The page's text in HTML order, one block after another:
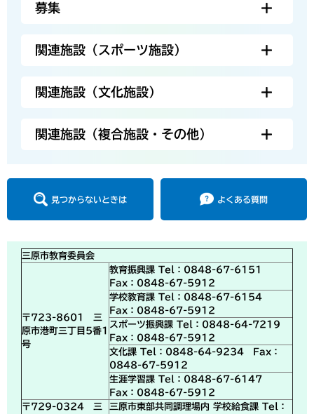
募集
関連施設（スポーツ施設）
関連施設（文化施設）
関連施設（複合施設・その他）
見つからないときは よくある質問
三原市教育委員会
〒723-8601 三
原市港町三丁目5番1
号
教育振興課 Tel：0848-67-6151
Fax：0848-67-5912
学校教育課 Tel：0848-67-6154
Fax：0848-67-5912
スポーツ振興課 Tel：0848-64-7219
Fax：0848-67-5912
文化課 Tel：0848-64-9234 Fax：
0848-67-5912
生涯学習課 Tel：0848-67-6147
Fax：0848-67-5912
〒729-0324 三
三原市東部共同調理場内 学校給食課 Tel：